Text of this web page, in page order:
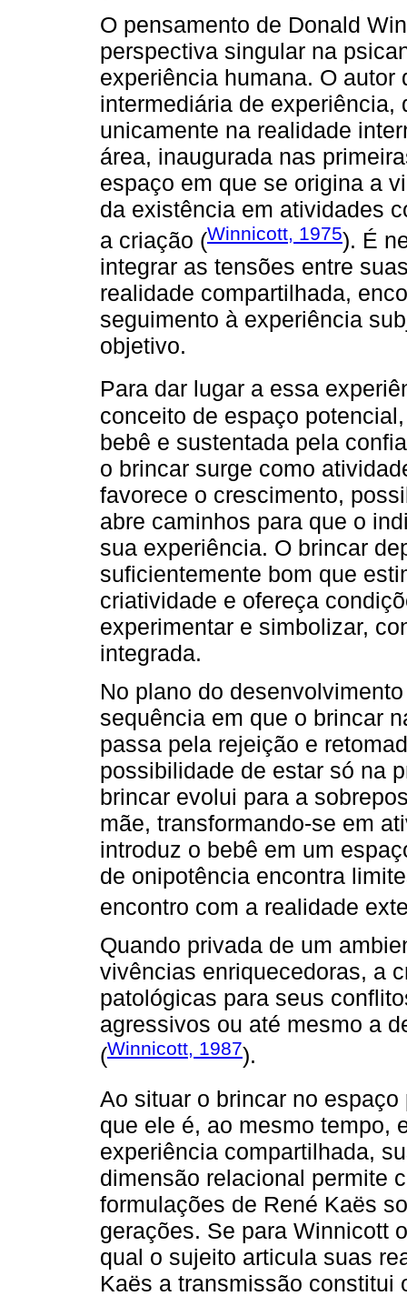
O pensamento de Donald
perspectiva singular na
experiência humana. O
intermediária de
unicamente na realidade
área, inaugurada nas
espaço em que se origina a
da existência em atividades
a criação (Winnicott, 1975). É
integrar as tensões entre
realidade compartilhada,
seguimento à experiência
objetivo.
Para dar lugar a essa
conceito de espaço
bebê e sustentada pela
o brincar surge como
favorece o crescimento,
abre caminhos para que o
sua experiência. O brincar
suficientemente bom que
criatividade e ofereça
experimentar e simbolizar,
integrada.
No plano do
sequência em que o brincar
passa pela rejeição e
possibilidade de estar só na
brincar evolui para a
mãe, transformando-se em
introduz o bebê em um
de onipotência encontra
encontro com a realidade
Quando privada de um
vivências enriquecedoras, a
patológicas para seus
agressivos ou até mesmo a
(Winnicott, 1987).
Ao situar o brincar no
que ele é, ao mesmo tempo,
experiência compartilhada,
dimensão relacional permite
formulações de René Kaës
gerações. Se para Winnicott
qual o sujeito articula suas
Kaës a transmissão constitui